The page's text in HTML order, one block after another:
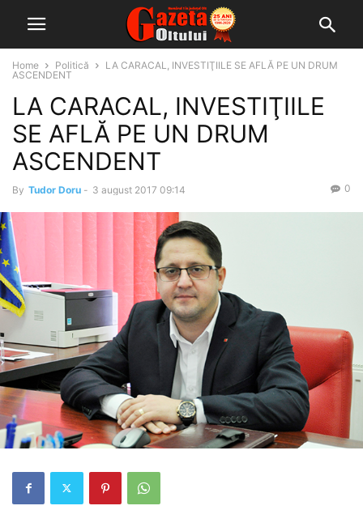
Home Politică
LA CARACAL, INVESTIŢIILE SE AFLĂ PE UN DRUM
ASCENDENT
LA CARACAL, INVESTIŢIILE
SE AFLĂ PE UN DRUM
ASCENDENT
By Tudor Doru - 3 august 2017 09:14 0